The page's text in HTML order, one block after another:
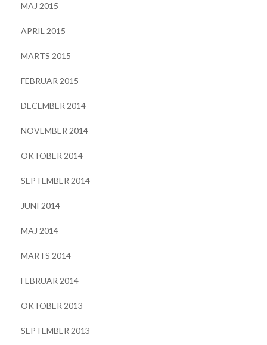
MAJ 2015
APRIL 2015
MARTS 2015
FEBRUAR 2015
DECEMBER 2014
NOVEMBER 2014
OKTOBER 2014
SEPTEMBER 2014
JUNI 2014
MAJ 2014
MARTS 2014
FEBRUAR 2014
OKTOBER 2013
SEPTEMBER 2013